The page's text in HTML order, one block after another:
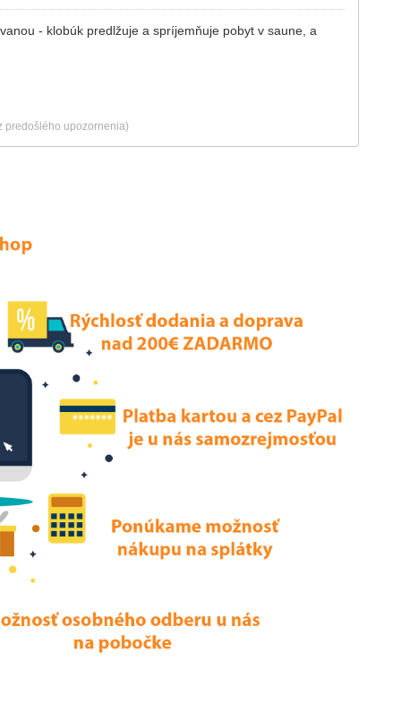
- klobúk predlžuje a spríjemňuje pobyt v saune, a
predošlého upozornenia)